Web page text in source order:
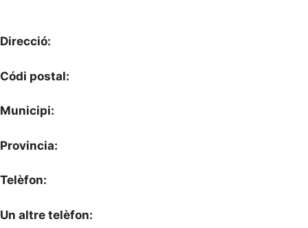
Direcció:
Códi postal:
Municipi:
Provincia:
Telèfon:
Un altre telèfon: